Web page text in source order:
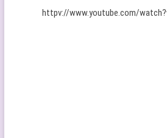
httpv://www.youtube.com/